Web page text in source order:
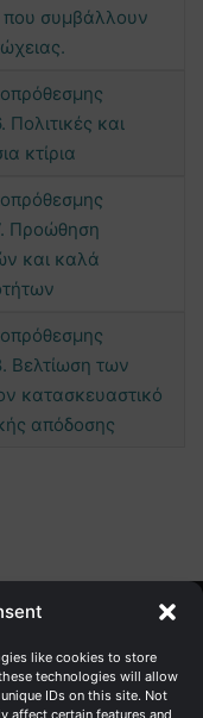
like cookies to store
technologies will allow
IDs on this site. Not
affect certain features and
συμβάλλουν
και
κτίρια
Προώθηση
και καλά
Βελτίωση των
κατασκευαστικό
απόδοσης
Δημοκρατία